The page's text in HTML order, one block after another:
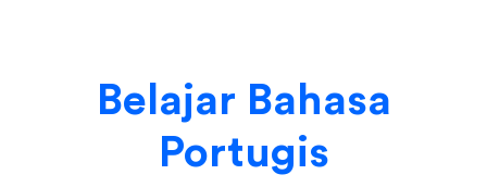
Belajar Bahasa
Portugis